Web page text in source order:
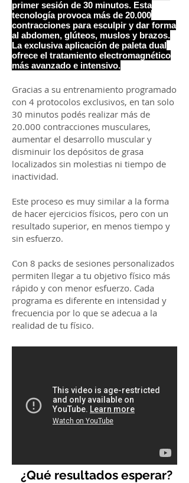
primer sesión de 30 minutos. Esta
tecnología provoca más de 20.000
contracciones para esculpir y dar forma
al abdomen, glúteos, muslos y brazos.
La exclusiva aplicación de paleta dual
ofrece el tratamiento electromagnético
más avanzado e intensivo.
Gracias a su entrenamiento programado
con 4 protocolos exclusivos, en tan solo
30 minutos podés realizar más de
20.000 contracciones musculares,
aumentar el desarrollo muscular y
disminuir los depósitos de grasa
localizados sin molestias ni tiempo de
inactividad.
Este proceso es muy similar a la forma
de hacer ejercicios físicos, pero con un
resultado superior, en menos tiempo y
sin esfuerzo.
Con 8 packs de sesiones personalizados
permiten llegar a tu objetivo físico más
rápido y con menor esfuerzo. Cada
programa es diferente en intensidad y
frecuencia por lo que se adecua a la
realidad de tu físico.
¿Qué resultados esperar?